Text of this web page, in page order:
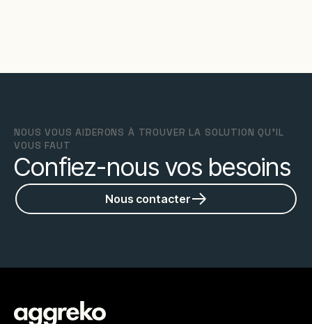
NOUS VOUS AIDERONS À TROUVER LA SOLUTION QU'IL
VOUS FAUT
Confiez-nous vos besoins
Nous contacter